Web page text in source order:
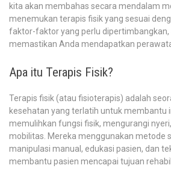
kita akan membahas secara mendalam
menemukan terapis fisik yang sesuai
faktor-faktor yang perlu dipertimbangkan,
memastikan Anda mendapatkan
Apa itu Terapis Fisik?
Terapis fisik (atau fisioterapis) adalah
kesehatan yang terlatih untuk membantu
memulihkan fungsi fisik, mengurangi
mobilitas. Mereka menggunakan metode
manipulasi manual, edukasi pasien, dan
membantu pasien mencapai tujuan